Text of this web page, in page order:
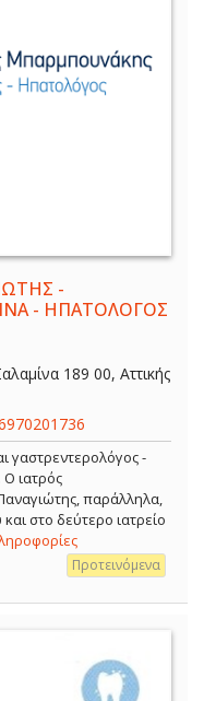
-
- ΗΠΑΤΟΛΟΓΟΣ
189 00, Αττικής
-
Ο ιατρός
παράλληλα,
στο δεύτερο ιατρείο
Προτεινόμενα